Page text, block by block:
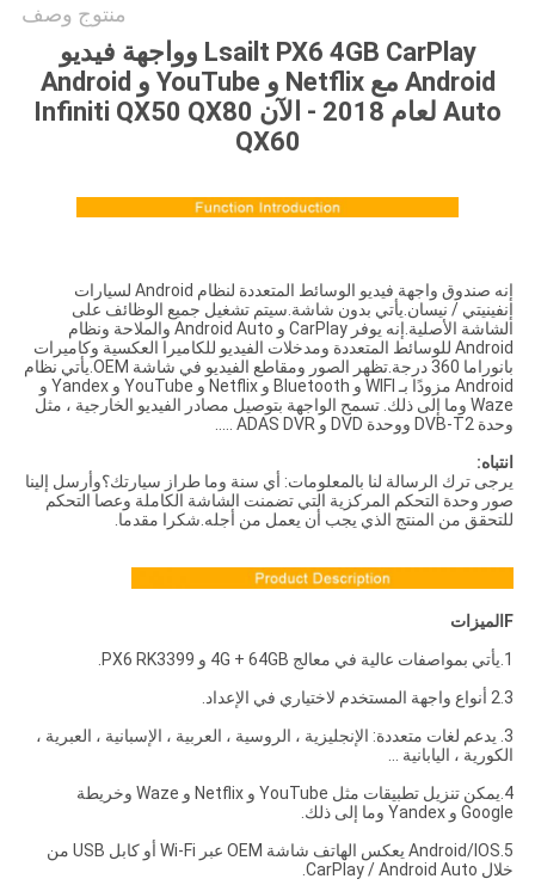
منتوج وصف
Lsailt PX6 4GB CarPlay وواجهة فيديو
Android مع Netflix و YouTube و Android
Auto لعام 2018 - الآن Infiniti QX50 QX80
QX60
إنه صندوق واجهة فيديو الوسائط المتعددة لنظام Android لسيارات
إنفينيتي / نيسان.يأتي بدون شاشة.سيتم تشغيل جميع الوظائف على
الشاشة الأصلية.إنه يوفر CarPlay و Android Auto والملاحة ونظام
Android للوسائط المتعددة ومدخلات الفيديو للكاميرا العكسية وكاميرات
بانوراما 360 درجة.تظهر الصور ومقاطع الفيديو في شاشة OEM.يأتي نظام
Android مزودًا بـ WIFI و Bluetooth و Netflix و YouTube و Yandex و
Waze وما إلى ذلك. تسمح الواجهة بتوصيل مصادر الفيديو الخارجية ، مثل
وحدة DVB-T2 ووحدة DVD و ADAS DVR .....
انتباه:
يرجى ترك الرسالة لنا بالمعلومات: أي سنة وما طراز سيارتك؟وأرسل إلينا
صور وحدة التحكم المركزية التي تضمنت الشاشة الكاملة وعصا التحكم
للتحقق من المنتج الذي يجب أن يعمل من أجله.شكرا مقدما.
F الميزات
1.يأتي بمواصفات عالية في معالج 4G + 64GB و PX6 RK3399.
2.3 أنواع واجهة المستخدم لاختياري في الإعداد.
3. يدعم لغات متعددة: الإنجليزية ، الروسية ، العربية ، الإسبانية ، العبرية ،
الكورية ، اليابانية ...
4.يمكن تنزيل تطبيقات مثل YouTube و Netflix و Waze وخريطة
Google و Yandex وما إلى ذلك.
5.Android/IOS يعكس الهاتف شاشة OEM عبر Wi-Fi أو كابل USB من
خلال CarPlay / Android Auto.